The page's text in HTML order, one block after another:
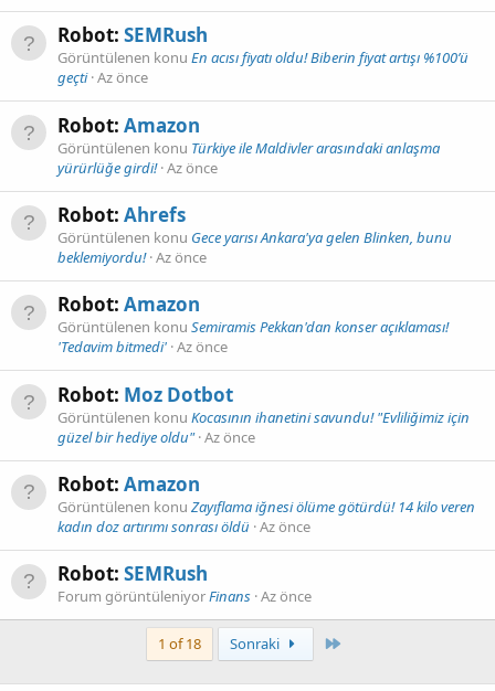
Robot: SEMRush
Görüntülenen konu En acısı fiyatı oldu! Biberin fiyat artışı %100’ü
geçti Az önce
Robot: Amazon
Görüntülenen konu Türkiye ile Maldivler arasındaki anlaşma
yürürlüğe girdi! Az önce
Robot: Ahrefs
Görüntülenen konu Gece yarısı Ankara'ya gelen Blinken, bunu
beklemiyordu! Az önce
Robot: Amazon
Görüntülenen konu Semiramis Pekkan'dan konser açıklaması!
'Tedavim bitmedi' Az önce
Robot: Moz Dotbot
Görüntülenen konu Kocasının ihanetini savundu! "Evliliğimiz için
güzel bir hediye oldu" Az önce
Robot: Amazon
Görüntülenen konu Zayıflama iğnesi ölüme götürdü! 14 kilo veren
kadın doz artırımı sonrası öldü Az önce
Robot: SEMRush
Forum görüntüleniyorFinans Az önce
1 of 18 Sonraki